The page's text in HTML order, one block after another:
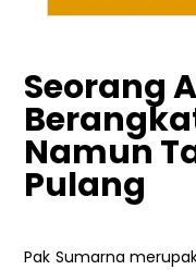
Seorang
Namun
Pulang
Pak Sumarna